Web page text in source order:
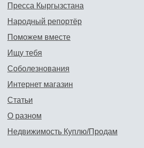
Пресса Кыргызстана
Народный репортёр
Поможем вместе
Ищу тебя
Соболезнования
Интернет магазин
Статьи
О разном
Недвижимость Куплю/Продам